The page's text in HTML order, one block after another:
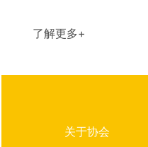
了解更多+
关于协会